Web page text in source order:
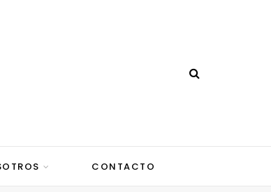
CONTACTO